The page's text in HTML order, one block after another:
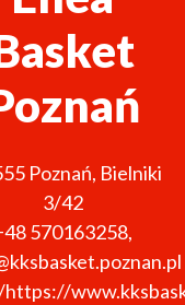
Poznań, Bielniki
3/42
570163258,